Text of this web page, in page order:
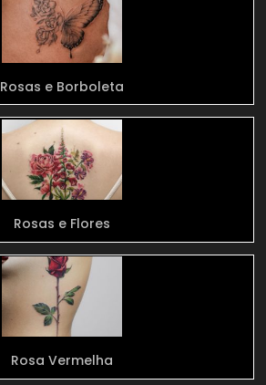
Rosas e Borboleta
Rosas e Flores
Rosa Vermelha